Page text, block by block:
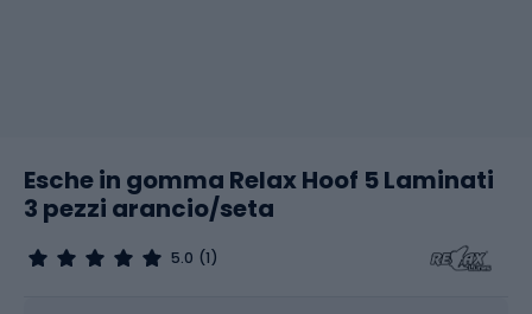
Esche in gomma Relax Hoof 5 Laminati
3 pezzi arancio/seta
5.0 (1)